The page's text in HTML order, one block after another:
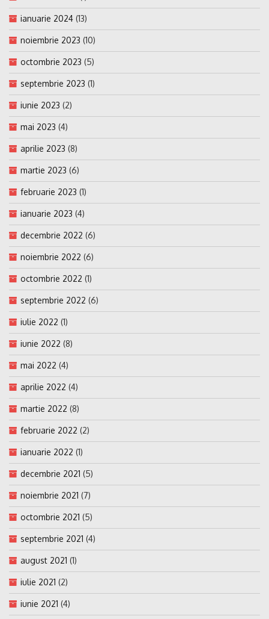
ianuarie 2024 (13)
noiembrie 2023 (10)
octombrie 2023 (5)
septembrie 2023 (1)
iunie 2023 (2)
mai 2023 (4)
aprilie 2023 (8)
martie 2023 (6)
februarie 2023 (1)
ianuarie 2023 (4)
decembrie 2022 (6)
noiembrie 2022 (6)
octombrie 2022 (1)
septembrie 2022 (6)
iulie 2022 (1)
iunie 2022 (8)
mai 2022 (4)
aprilie 2022 (4)
martie 2022 (8)
februarie 2022 (2)
ianuarie 2022 (1)
decembrie 2021 (5)
noiembrie 2021 (7)
octombrie 2021 (5)
septembrie 2021 (4)
august 2021 (1)
iulie 2021 (2)
iunie 2021 (4)